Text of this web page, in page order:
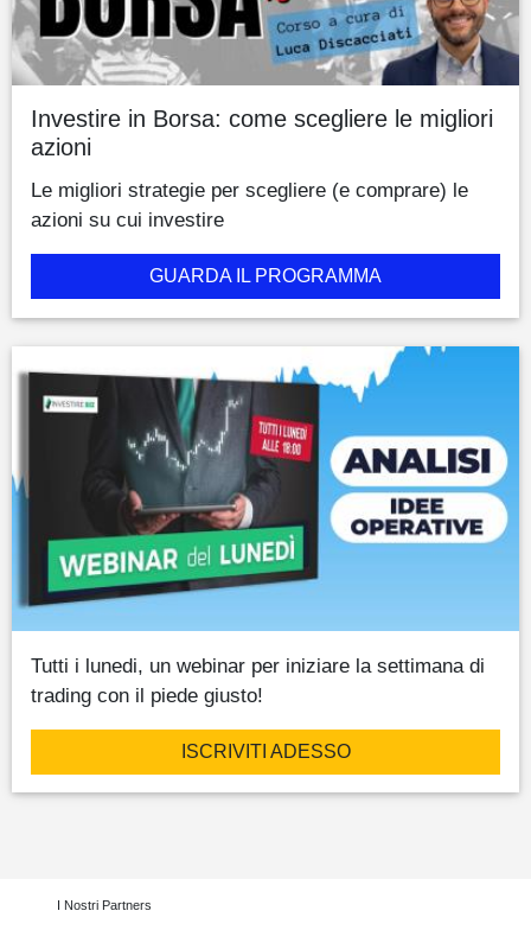
Investire in Borsa: come scegliere le migliori
azioni
Le migliori strategie per scegliere (e comprare) le
azioni su cui investire
GUARDA IL PROGRAMMA
Tutti i lunedi, un webinar per iniziare la settimana di
trading con il piede giusto!
ISCRIVITI ADESSO
I Nostri Partners